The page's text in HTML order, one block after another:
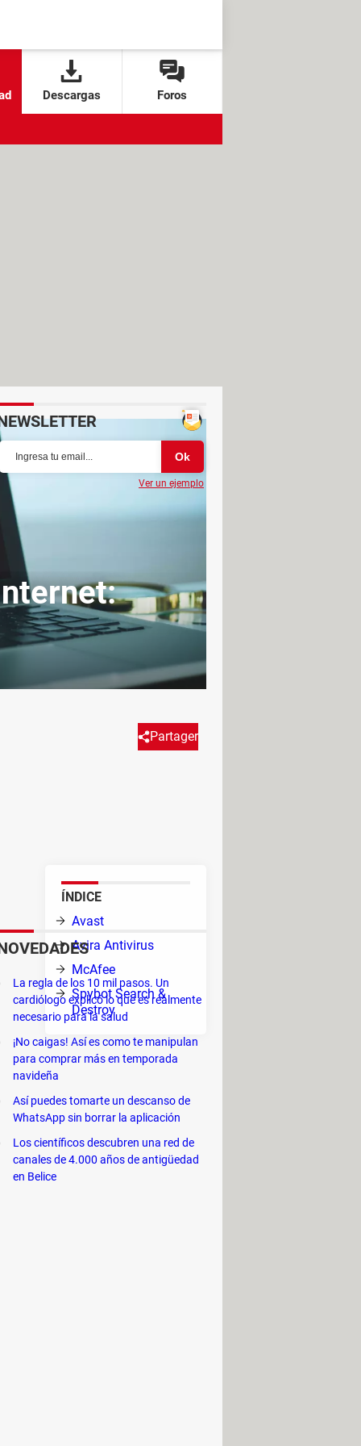
Descargas Foros
Partager
la actualidad, gracias a
un antivirus si no tienes
ÍNDICE
Avast
Avira Antivirus
McAfee
Spybot Search &
Destroy
del
aun cuando no tengas conexión
un archivo de actualización del
la carpeta con el nombre
del VDF (archivos de
Ver un ejemplo
La regla de los 10 mil pasos. Un
cardiólogo explicó lo que es realmente
necesario para la salud
¡No caigas! Así es como te manipulan
para comprar más en temporada
navideña
Así puedes tomarte un descanso de
WhatsApp sin borrar la aplicación
Los científicos descubren una red de
canales de 4.000 años de antigüedad
en Belice